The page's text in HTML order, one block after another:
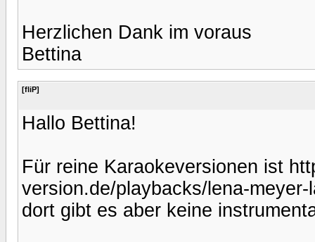
Herzlichen Dank im voraus
Bettina
[fliP]
Hallo Bettina!
Für reine Karaokeversionen ist
version.de/playbacks/lena-
dort gibt es aber keine